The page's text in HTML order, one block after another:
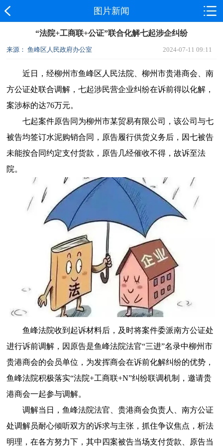
图片新闻
“法院+工商联+公证”联合化解七起涉企纠纷
来源： 鱼峰区人民政府办公室 2024-07-11 09:11
近日，经柳州市鱼峰区人民法院、柳州市贵港商会、南
方公证处联合调解，七起涉民营企业纠纷在诉前得以化解，
案涉标的达76万元。
七起案件原告同为柳州市某贸易有限公司，该公司与七
被告均签订水泥购销合同，原告履行供货义务后，因七被告
未能按合同约定支付货款，原告几经催收不得，故诉至法
院。
鱼峰法院收到起诉材料后，及时将案件委派南方公证处
进行诉前调解，因原告是鱼峰法院法官“三进”名录中柳州市
贵港商会的会员单位，为发挥商会在诉前化解纠纷的优势，
鱼峰法院积极落实“法院+工商联+N”纠纷联调机制，邀请贵
港商会一起参与调解。
调解当日，鱼峰法院法官、贵港商会负责人、南方公证
处调解员耐心倾听双方的诉求与主张，抓住争议焦点，析法
明理，在各方努力下，其中四案被告当场支付货款、原告当